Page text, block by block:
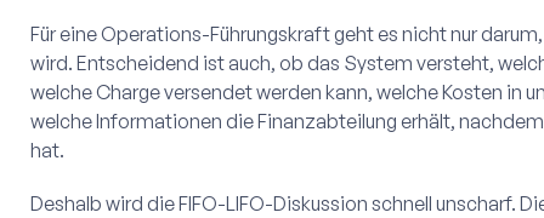
Für eine Operations-Führungskraft geht es nicht nur
wird. Entscheidend ist auch, ob das System versteht,
welche Charge versendet werden kann, welche Kosten in
welche Informationen die Finanzabteilung erhält,
hat.
Deshalb wird die FIFO-LIFO-Diskussion schnell unscharf.